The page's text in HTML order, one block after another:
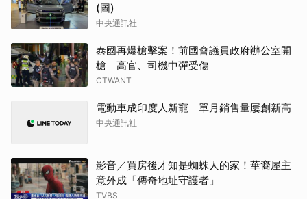
(圖)
中央通訊社
泰國再爆槍擊案！前國會議員政府辦公室開
槍 高官、司機中彈受傷
CTWANT
電動車成印度人新寵 單月銷售量屢創新高
中央通訊社
影音／買房後才知是蜘蛛人的家！華裔屋主
意外成「傳奇地址守護者」
TVBS